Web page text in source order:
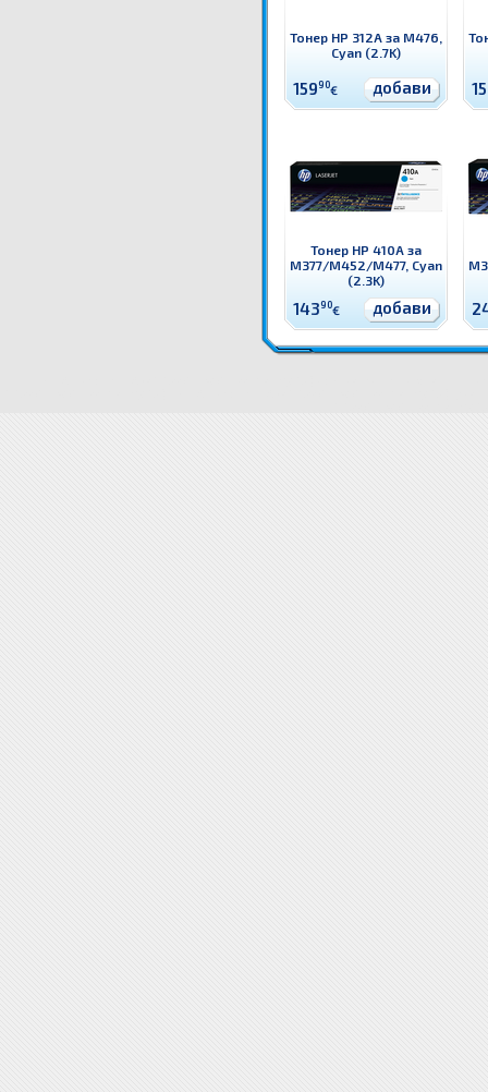
Тонер HP 312A за M476,
Cyan (2.7K)
15990€ добави
Тонер HP 410A за
M377/M452/M477, Cyan
(2.3K)
14390€ добави